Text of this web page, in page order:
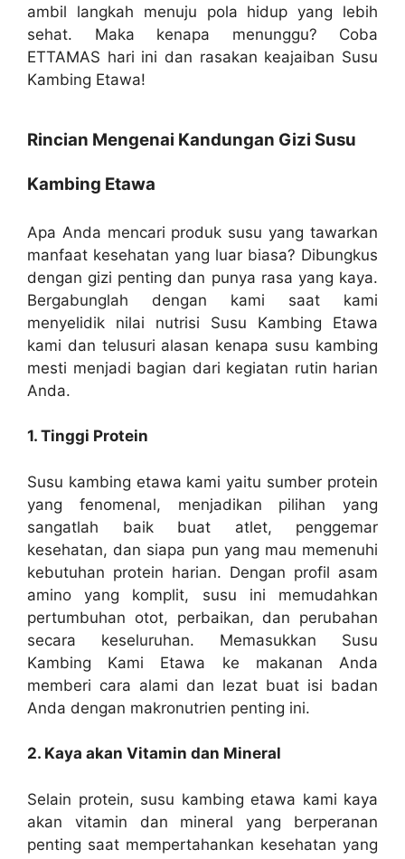
ambil langkah menuju pola hidup yang lebih
sehat. Maka kenapa menunggu? Coba
ETTAMAS hari ini dan rasakan keajaiban Susu
Kambing Etawa!
Rincian Mengenai Kandungan Gizi Susu
Kambing Etawa
Apa Anda mencari produk susu yang tawarkan
manfaat kesehatan yang luar biasa? Dibungkus
dengan gizi penting dan punya rasa yang kaya.
Bergabunglah dengan kami saat kami
menyelidik nilai nutrisi Susu Kambing Etawa
kami dan telusuri alasan kenapa susu kambing
mesti menjadi bagian dari kegiatan rutin harian
Anda.
1. Tinggi Protein
Susu kambing etawa kami yaitu sumber protein
yang fenomenal, menjadikan pilihan yang
sangatlah baik buat atlet, penggemar
kesehatan, dan siapa pun yang mau memenuhi
kebutuhan protein harian. Dengan profil asam
amino yang komplit, susu ini memudahkan
pertumbuhan otot, perbaikan, dan perubahan
secara keseluruhan. Memasukkan Susu
Kambing Kami Etawa ke makanan Anda
memberi cara alami dan lezat buat isi badan
Anda dengan makronutrien penting ini.
2. Kaya akan Vitamin dan Mineral
Selain protein, susu kambing etawa kami kaya
akan vitamin dan mineral yang berperanan
penting saat mempertahankan kesehatan yang